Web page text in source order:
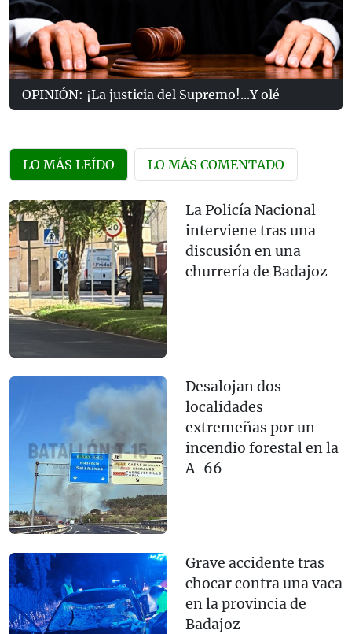
OPINIÓN: ¡La justicia del Supremo!...Y olé
LO MÁS LEÍDO LO MÁS COMENTADO
La Policía Nacional
interviene tras una
discusión en una
churrería de Badajoz
Desalojan dos
localidades
extremeñas por un
incendio forestal en la
A-66
Grave accidente tras
chocar contra una vaca
en la provincia de
Badajoz